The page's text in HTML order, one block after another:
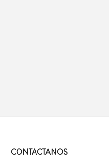
CONTACTANOS